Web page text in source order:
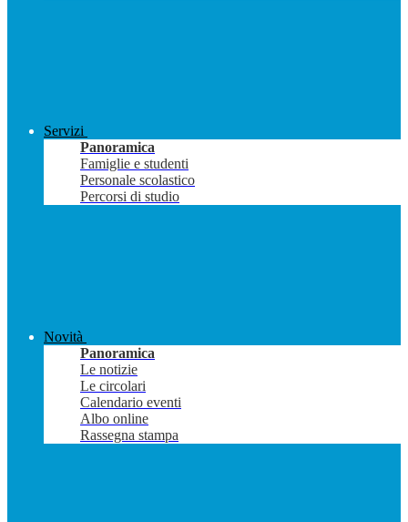
Servizi
Panoramica
Famiglie e studenti
Personale scolastico
Percorsi di studio
Novità
Panoramica
Le notizie
Le circolari
Calendario eventi
Albo online
Rassegna stampa